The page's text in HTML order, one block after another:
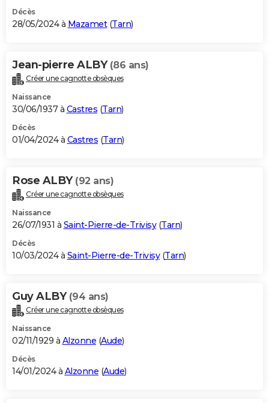
Décès
28/05/2024 à Mazamet(Tarn)
Jean-pierre ALBY (86 ans)
Créer une cagnotte obsèques
Naissance
30/06/1937 à Castres (Tarn)
Décès
01/04/2024 à Castres (Tarn)
Rose ALBY (92 ans)
Créer une cagnotte obsèques
Naissance
26/07/1931 à Saint-Pierre-de-Trivisy(Tarn)
Décès
10/03/2024 à Saint-Pierre-de-Trivisy(Tarn)
Guy ALBY (94 ans)
Créer une cagnotte obsèques
Naissance
02/11/1929 à Alzonne (Aude)
Décès
14/01/2024 à Alzonne (Aude)